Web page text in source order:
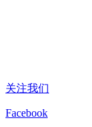
关注我们
Facebook